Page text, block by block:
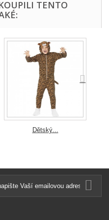
TENTO
Dětský...